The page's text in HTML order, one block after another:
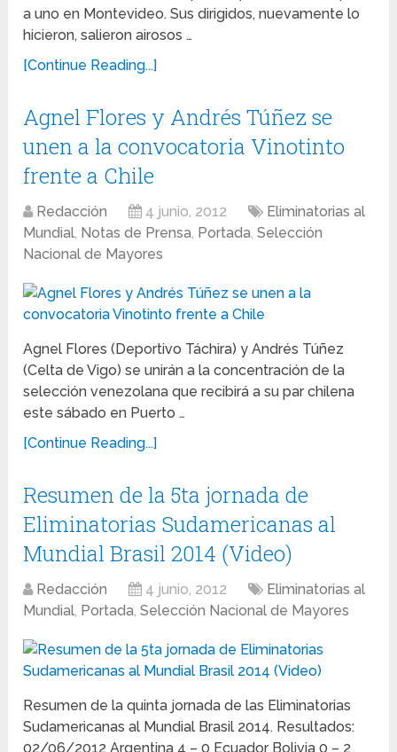
a uno en Montevideo. Sus dirigidos, nuevamente lo
hicieron, salieron airosos …
[Continue Reading...]
Agnel Flores y Andrés Túñez se
unen a la convocatoria Vinotinto
frente a Chile
Redacción 4 junio, 2012
Eliminatorias al
Mundial, Notas de Prensa, Portada,Selección
Nacional de Mayores
Agnel Flores (Deportivo Táchira) y Andrés Túñez
(Celta de Vigo) se unirán a la concentración de la
selección venezolana que recibirá a su par chilena
este sábado en Puerto …
[Continue Reading...]
Resumen de la 5ta jornada de
Eliminatorias Sudamericanas al
Mundial Brasil 2014 (Video)
Redacción 4 junio, 2012
Eliminatorias al
Mundial, Portada,Selección Nacional de Mayores
Resumen de la quinta jornada de las Eliminatorias
Sudamericanas al Mundial Brasil 2014. Resultados:
02/06/2012 Argentina 4 – 0 Ecuador Bolivia 0 – 2